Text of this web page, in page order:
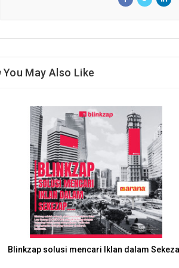
You May Also Like
Peran Demographic Data dalam iklan OOH